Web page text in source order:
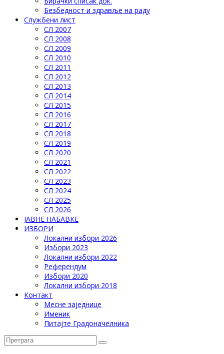
Безбедност и здравље на раду
Службени лист
СЛ 2007
СЛ 2008
СЛ 2009
СЛ 2010
СЛ 2011
СЛ 2012
СЛ 2013
СЛ 2014
СЛ 2015
СЛ 2016
СЛ 2017
СЛ 2018
СЛ 2019
СЛ 2020
СЛ 2021
СЛ 2022
СЛ 2023
СЛ 2024
СЛ 2025
СЛ 2026
ЈАВНЕ НАБАВКЕ
ИЗБОРИ
Локални избори 2026
Избори 2023
Локални избори 2022
Референдум
Избори 2020
Локални избори 2018
Контакт
Месне заједнице
Именик
Питајте Градоначелника